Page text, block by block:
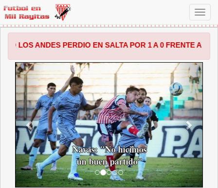
PERDIO EN SALTA POR 1 A 0 FRENTE A CENTRAL
Navas: "No hicimos
un buen partido"
ANTERIOR